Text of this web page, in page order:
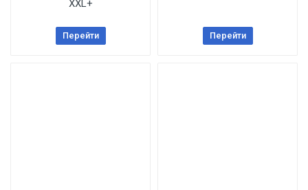
XXL+
Перейти Перейти